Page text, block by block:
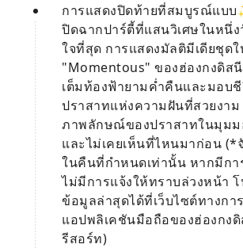
การแสดงปิดท้ายที่สมบูรณ์แบบ
ปิดฉากปาร์ตี้ที่แสนวิเศษในหนึ่
ใจที่สุด การแสดงมัลติมีเดียชุด
"Momentous" ของฮ่องกงดิส
เต็มท้องฟ้ายามค่ำคืนและมอบ
ปราสาทแห่งความฝันที่สวยงา
ภาพลักษณ์ของปราสาทในมุมม
และไม่เคยเห็นที่ไหนมาก่อน (*
ในคืนที่กำหนดเท่านั้น หากมีกา
ไม่มีการแจ้งให้ทราบล่วงหน้า
ข้อมูลล่าสุดได้ที่เว็บไซต์ทางกา
แอปพลิเคชันมือถือของฮ่องกง
รีสอร์ท)